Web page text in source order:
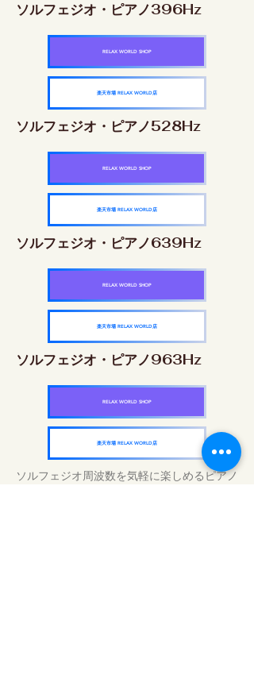
ソルフェジオ・ピアノ396Hz
RELAX WORLD SHOP
楽天市場 RELAX WORLD店
ソルフェジオ・ピアノ528Hz
RELAX WORLD SHOP
楽天市場 RELAX WORLD店
ソルフェジオ・ピアノ639Hz
RELAX WORLD SHOP
楽天市場 RELAX WORLD店
ソルフェジオ・ピアノ963Hz
RELAX WORLD SHOP
楽天市場 RELAX WORLD店
ソルフェジオ周波数を気軽に楽しめるピアノ